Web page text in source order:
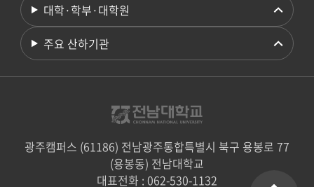
대학·학부·대학원
주요 산하기관
광주캠퍼스 (61186) 전남광주통합특별시 북구 용봉로 77
(용봉동) 전남대학교
대표전화 : 062-530-1132